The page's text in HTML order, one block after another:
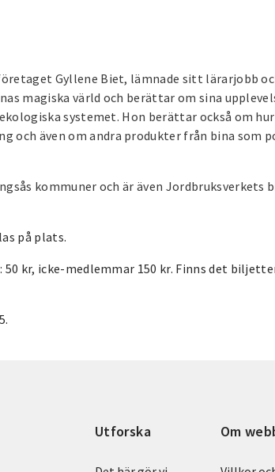
Gyllene Biet, lämnade sitt lärarjobb
magiska värld och berättar om sina
systemet. Hon berättar också om
och även om andra produkter från bina som
kommuner och är även Jordbruksverkets
på plats.
kr, icke-medlemmar 150 kr. Finns det
Utforska Om